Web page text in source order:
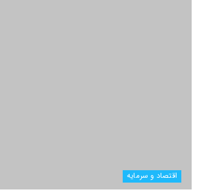
اقتصاد و سرمایه